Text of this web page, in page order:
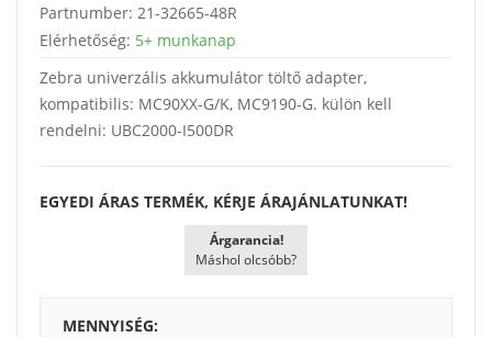
Partnumber: 21-32665-48R
Elérhetőség: 5+ munkanap
Zebra univerzális akkumulátor töltő adapter,
kompatibilis: MC90XX-G/K, MC9190-G. külön kell
rendelni: UBC2000-I500DR
EGYEDI ÁRAS TERMÉK, KÉRJE ÁRAJÁNLATUNKAT!
Árgarancia!
Máshol olcsóbb?
MENNYISÉG: